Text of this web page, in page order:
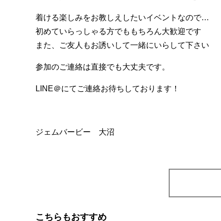
着ける楽しみをお教しえしたいイベントなので…
初めていらっしゃる方でももちろん大歓迎です
また、ご友人もお誘いして一緒にいらして下さい
参加のご連絡は直接でも大丈夫です。
LINE＠にてご連絡お待ちしております！
ジェムバービー 大沼
こちらもおすすめ